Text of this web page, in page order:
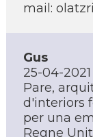
mail:
Gus
25-04-2021
Pare,
d'interiors
per una
Regne